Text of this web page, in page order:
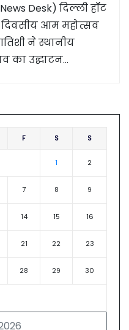
Desk) दिल्ली हॉट
आम महोत्सव
ने स्थानीय
का उद्घाटन…
F S S
1 2
7 8 9
14 15 16
21 22 23
28 29 30